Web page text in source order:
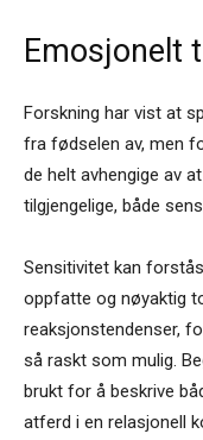
Emosjonelt
Forskning har vist at
fra fødselen av, men
de helt avhengige av
tilgjengelige, både
Sensitivitet kan
oppfatte og nøyaktig
reaksjonstendenser,
så raskt som mulig.
brukt for å beskrive
atferd i en relasjonell